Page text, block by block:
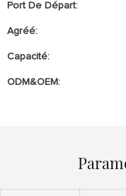
Port De Départ:
Agréé:
Capacité:
ODM&OEM: